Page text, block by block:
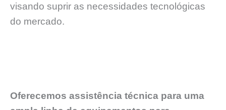
visando suprir as necessidades tecnológicas
do mercado.
Oferecemos assistência técnica para uma